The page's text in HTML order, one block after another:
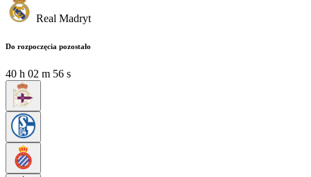
Real Madryt
Do rozpoczęcia pozostało
40 h 02 m 54 s